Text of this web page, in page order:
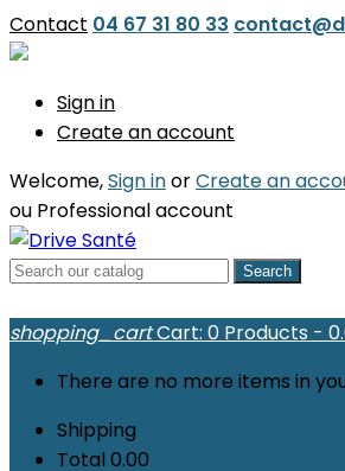
Contact 04 67 31 80 33
Sign in
Create an account
Welcome,Sign inorCreate an
ou Professional account
Search
shopping_cartCart: 0 Products -
There are no more items in
Shipping
Total 0.00